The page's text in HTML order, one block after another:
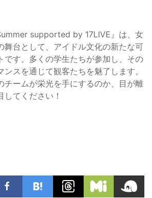
supported by 17LIVE』は、女
舞台として、アイドル文化の新たな可
です。多くの学生たちが参加し、その
スを通じて観客たちを魅了します。
チームが栄光を手にするのか、目が離
てください！